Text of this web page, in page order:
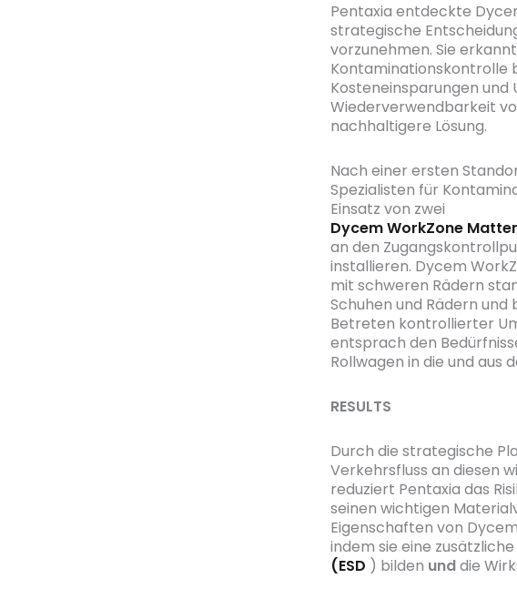
Pentaxia entdeckte
strategische
vorzunehmen. Sie
Kontaminationskontrolle
Kosteneinsparungen
Wiederverwendbarkeit
nachhaltigere Lösung.
Nach einer ersten
Spezialisten für
Einsatz von zwei
Dycem WorkZone
an den
installieren. Dycem
mit schweren Rädern
Schuhen und Rädern und
Betreten kontrollierter
entsprach den
Rollwagen in die und aus
RESULTS
Durch die strategische
Verkehrsfluss an diesen
reduziert Pentaxia das
seinen wichtigen
Eigenschaften von
indem sie eine
(ESD ) bilden unddie